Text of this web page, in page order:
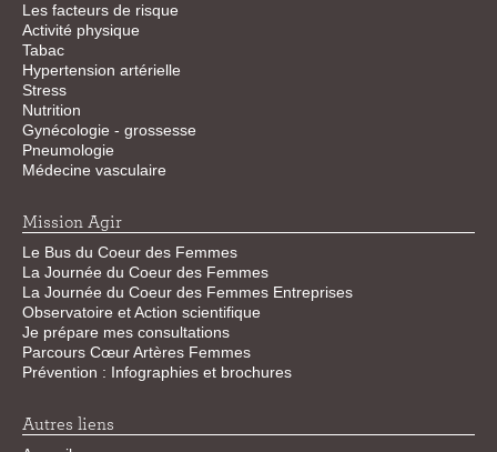
Les facteurs de risque
Activité physique
Tabac
Hypertension artérielle
Stress
Nutrition
Gynécologie - grossesse
Pneumologie
Médecine vasculaire
Mission Agir
Le Bus du Coeur des Femmes
La Journée du Coeur des Femmes
La Journée du Coeur des Femmes Entreprises
Observatoire et Action scientifique
Je prépare mes consultations
Parcours Cœur Artères Femmes
Prévention : Infographies et brochures
Autres liens